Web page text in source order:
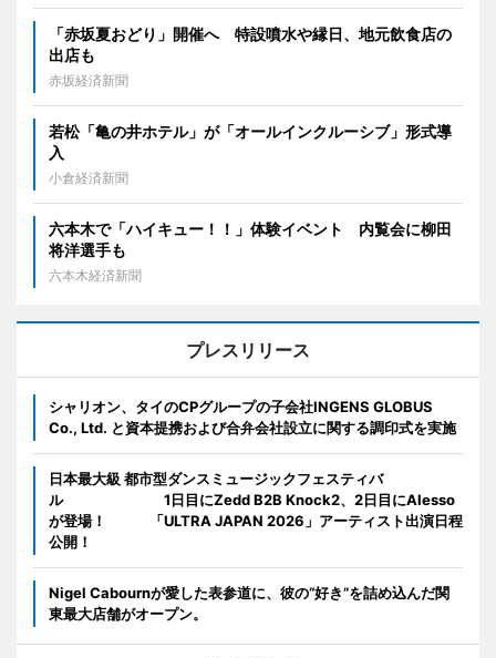
「赤坂夏おどり」開催へ 特設噴水や縁日、地元飲食店の
出店も
赤坂経済新聞
若松「亀の井ホテル」が「オールインクルーシブ」形式導
入
小倉経済新聞
六本木で「ハイキュー！！」体験イベント 内覧会に柳田
将洋選手も
六本木経済新聞
プレスリリース
シャリオン、タイのCPグループの子会社INGENS GLOBUS
Co., Ltd. と資本提携および合弁会社設立に関する調印式を実施
日本最大級 都市型ダンスミュージックフェスティバ
ル 1日目にZedd B2B Knock2、2日目にAlesso
が登場！ 「ULTRA JAPAN 2026」アーティスト出演日程
公開！
Nigel Cabournが愛した表参道に、彼の“好き”を詰め込んだ関
東最大店舗がオープン。